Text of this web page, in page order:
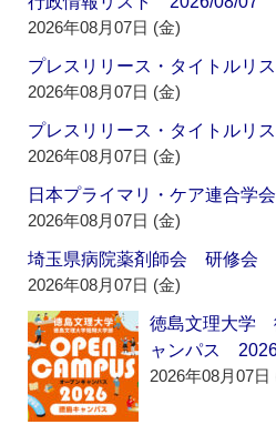
2026年08月07日 (金)
プレスリリース・タイトルリ
2026年08月07日 (金)
プレスリリース・タイトルリ
2026年08月07日 (金)
日本プライマリ・ケア連合
2026年08月07日 (金)
埼玉県病院薬剤師会 研修会
2026年08月07日 (金)
徳島文理大学
ャンパス
2026年08月07日